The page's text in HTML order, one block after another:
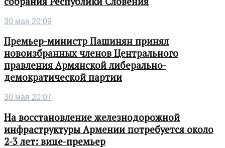
30 мая 20:09
Премьер-министр Пашинян принял
новоизбранных членов Центрального
правления Армянской либерально-
демократической партии
30 мая 20:07
На восстановление железнодорожной
инфраструктуры Армении потребуется около
2-3 лет: вице-премьер